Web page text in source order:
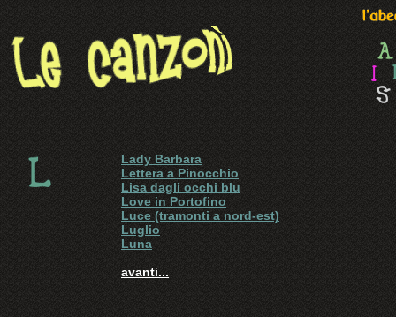
Lady Barbara
Lettera a Pinocchio
Lisa dagli occhi blu
Love in Portofino
Luce (tramonti a nord-est)
Luglio
Luna
avanti...